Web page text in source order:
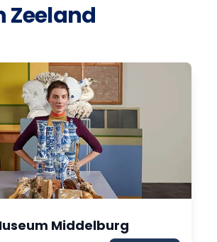
Zeeland
Middelburg